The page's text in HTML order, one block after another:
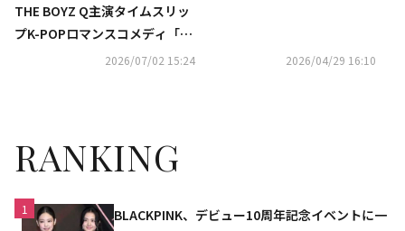
THE BOYZ Q主演タイムスリッ
プK-POPロマンスコメディ「推
しデビュ― ～My Idol, My Deb
2026/07/02 15:24 2026/04/29 16:10
RANKING
1
BLACKPINK、デビュー10周年記念イベントに一